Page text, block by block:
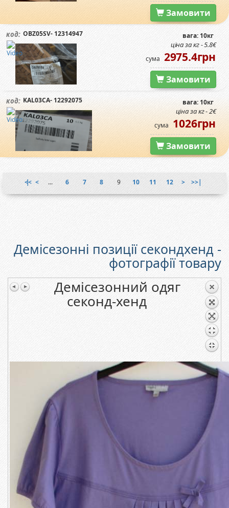
Замовити
код: OBZ05SV- 12314947 вага: 10кг
ціна за кг - 5.8€
сума 2975.4грн
Замовити
код: KAL03CA- 12292075 вага: 10кг
ціна за кг - 2€
сума 1026грн
Замовити
|<< < ... 6 7 8 9 10 11 12 > >>|
Демісезонні позиції секондхенд -
фотографії товару
Демісезонний одяг
секонд-хенд